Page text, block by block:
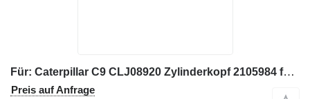
Für: Caterpillar C9 CLJ08920 Zylinderkopf 2105984 für Baumaschinen
Preis auf Anfrage